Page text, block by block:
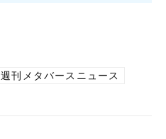
週刊メタバースニュース